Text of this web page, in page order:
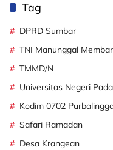
Tag
DPRD Sumbar
TNI Manunggal
TMMD/N
Universitas Negeri
Kodim 0702
Safari Ramadan
Desa Krangean